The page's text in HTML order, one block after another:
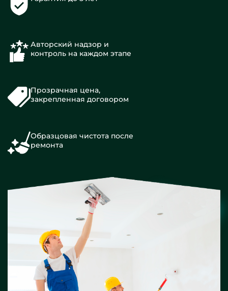
Авторский надзор и
контроль на каждом этапе
Прозрачная цена,
закрепленная договором
Образцовая чистота после
ремонта